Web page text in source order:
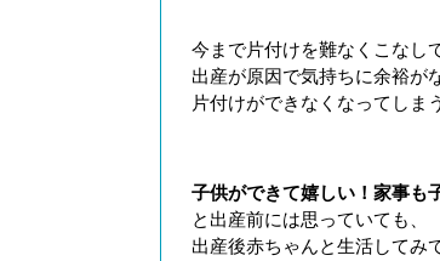
今まで片付けを難なくこなし
出産が原因で気持ちに余裕が
片付けができなくなってしま
子供ができて嬉しい！家事も
と出産前には思っていても、
出産後赤ちゃんと生活してみ